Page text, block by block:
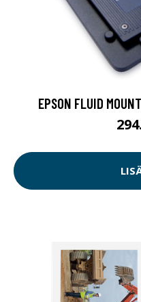
EPSON FLUID